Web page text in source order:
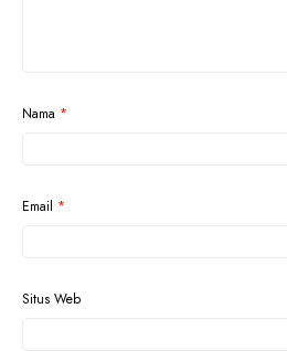
Nama *
Email *
Situs Web